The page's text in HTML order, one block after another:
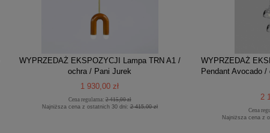
WYPRZEDAŻ EKSPOZYCJI Lampa TRN A1 /
ochra / Pani Jurek
1 930,00 zł
Cena regularna:2 415,00 zł
Najniższa cena z ostatnich 30 dni:2 415,00 zł
WYPRZEDAŻ
Pendant Avocado /
2
Cena
Najniższa cena z